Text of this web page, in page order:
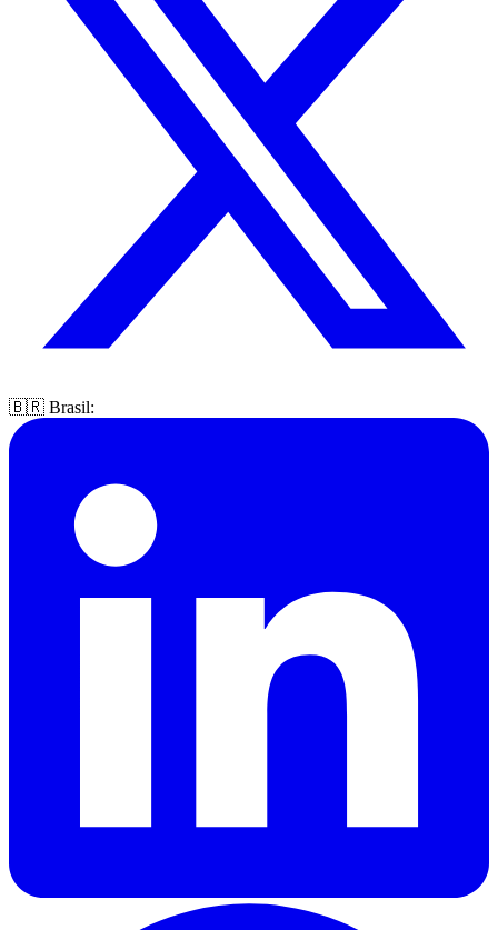
🇧🇷 Brasil: